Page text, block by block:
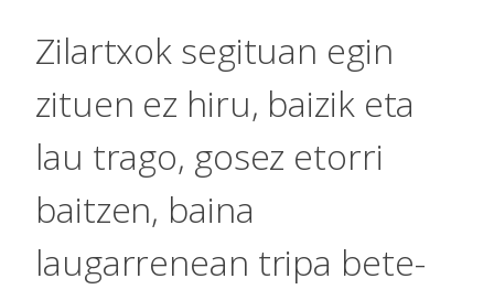
Zilartxok segituan egin
zituen ez hiru, baizik eta
lau trago, gosez etorri
baitzen, baina
laugarrenean tripa bete-